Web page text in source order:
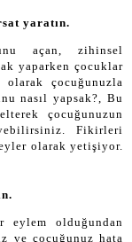
yaratın.
açan, zihinsel
yaparken çocuklar
çocuğunuzla
nasıl yapsak?, Bu
çocuğunuzun
Fikirleri
olarak yetişiyor.
eylem olduğundan
ve çocuğunuz hata